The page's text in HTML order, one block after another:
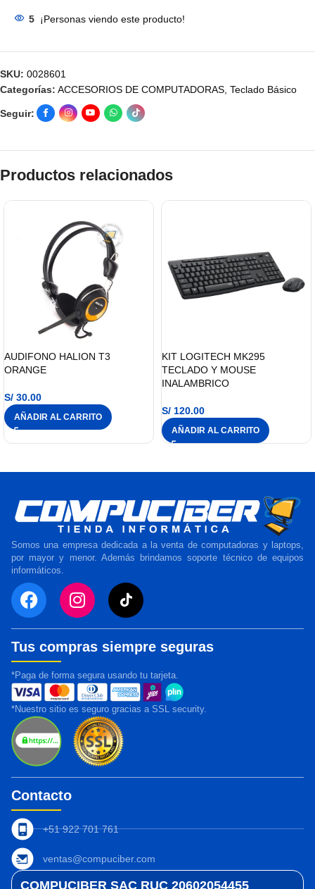
5 ¡Personas viendo este producto!
SKU: 0028601
Categorías: ACCESORIOS DE COMPUTADORAS, Teclado Básico
Seguir:
Productos relacionados
AUDIFONO HALION T3
ORANGE
S/ 30.00
AÑADIR AL CARRITO
KIT LOGITECH MK295
TECLADO Y MOUSE
INALAMBRICO
S/ 120.00
AÑADIR AL CARRITO
Somos una empresa dedicada a la venta de computadoras y laptops,
por mayor y menor. Además brindamos soporte técnico de equipos
informáticos.
Tus compras siempre seguras
*Paga de forma segura usando tu tarjeta.
*Nuestro sitio es seguro gracias a SSL security.
Contacto
+51 922 701 761
ventas@compuciber.com
COMPUCIBER SAC RUC 20602054455